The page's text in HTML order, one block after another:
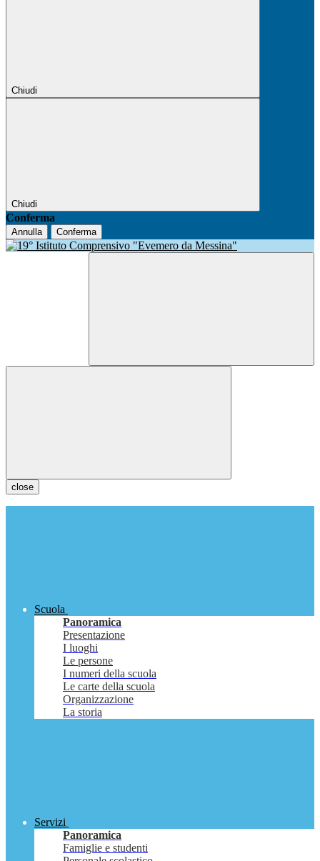
Chiudi
Chiudi
Conferma
Annulla Conferma
close
Scuola
Panoramica
Presentazione
I luoghi
Le persone
I numeri della scuola
Le carte della scuola
Organizzazione
La storia
Servizi
Panoramica
Famiglie e studenti